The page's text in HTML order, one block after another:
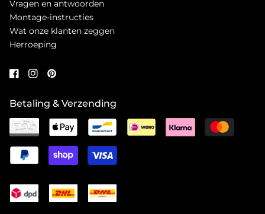
Vragen en antwoorden
Montage-instructies
Wat onze klanten zeggen
Herroeping
Betaling & Verzending